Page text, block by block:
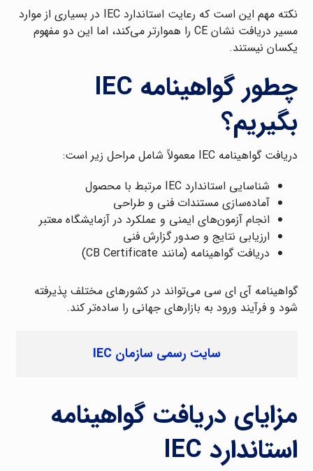
نکته مهم این است که رعایت استاندارد IEC در بسیاری از موارد
مسیر دریافت نشان CE را هموارتر می‌کند، اما این دو مفهوم
یکسان نیستند.
چطور گواهینامه IEC
بگیریم؟
دریافت گواهینامه IEC معمولاً شامل مراحل زیر است:
شناسایی استاندارد IEC مرتبط با محصول
آماده‌سازی مستندات فنی و طراحی
انجام آزمون‌های ایمنی و عملکرد در آزمایشگاه معتبر
ارزیابی نتایج و صدور گزارش فنی
دریافت گواهینامه (مانند CB Certificate)
گواهینامه آی ای سی می‌تواند در کشورهای مختلف پذیرفته
شود و فرآیند ورود به بازارهای جهانی را ساده‌تر کند.
سایت رسمی سازمان IEC
مزایای دریافت گواهینامه
استاندارد IEC